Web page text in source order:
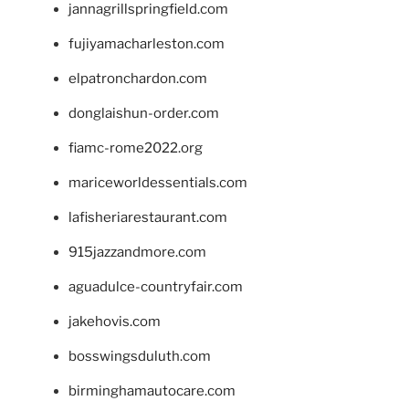
jannagrillspringfield.com
fujiyamacharleston.com
elpatronchardon.com
donglaishun-order.com
fiamc-rome2022.org
mariceworldessentials.com
lafisheriarestaurant.com
915jazzandmore.com
aguadulce-countryfair.com
jakehovis.com
bosswingsduluth.com
birminghamautocare.com